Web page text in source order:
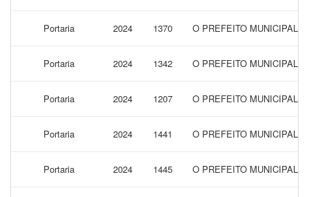
Portaria 2024 1370 O PREFEITO MUNICIPAL
Portaria 2024 1342 O PREFEITO MUNICIPAL
Portaria 2024 1207 O PREFEITO MUNICIPAL
Portaria 2024 1441 O PREFEITO MUNICIPAL
Portaria 2024 1445 O PREFEITO MUNICIPAL